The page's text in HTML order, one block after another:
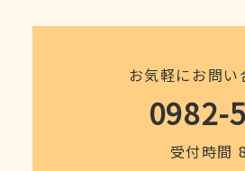
お気軽にお問
0982-
受付時間